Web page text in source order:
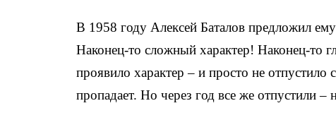
В 1958 году Алексей Баталов предложил
Наконец-то сложный характер! Наконец-то
проявило характер – и просто не
пропадает. Но через год все же отпустили